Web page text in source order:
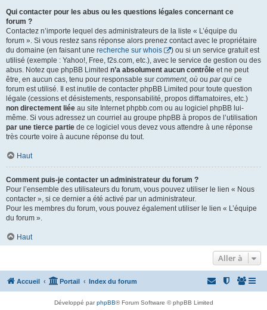
Qui contacter pour les abus ou les questions légales concernant ce
forum ?
Contactez n’importe lequel des administrateurs de la liste « L’équipe du
forum ». Si vous restez sans réponse alors prenez contact avec le propriétaire
du domaine (en faisant une recherche sur whois
) ou si un service gratuit est
utilisé (exemple : Yahoo!, Free, f2s.com, etc.), avec le service de gestion ou des
abus. Notez que phpBB Limited n’a absolument aucun contrôle et ne peut
être, en aucun cas, tenu pour responsable sur comment, où ou par qui ce
forum est utilisé. Il est inutile de contacter phpBB Limited pour toute question
légale (cessions et désistements, responsabilité, propos diffamatoires, etc.)
non directement liée au site Internet phpbb.com ou au logiciel phpBB lui-
même. Si vous adressez un courriel au groupe phpBB à propos de l’utilisation
par une tierce partie de ce logiciel vous devez vous attendre à une réponse
très courte voire à aucune réponse du tout.
Haut
Comment puis-je contacter un administrateur du forum ?
Pour l’ensemble des utilisateurs du forum, vous pouvez utiliser le lien « Nous
contacter », si ce dernier a été activé par un administrateur.
Pour les membres du forum, vous pouvez également utiliser le lien « L’équipe
du forum ».
Haut
Aller à
Accueil Portail Index du forum
Développé parphpBB® Forum Software © phpBB Limited